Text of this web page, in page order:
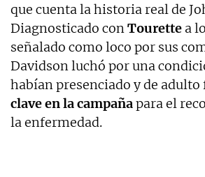
que cuenta la historia real de
Diagnosticado con Tourette a
señalado como loco por sus
Davidson luchó por una
habían presenciado y de adulto
clave en la campañapara el
la enfermedad.